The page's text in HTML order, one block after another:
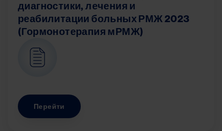
диагностики, лечения и
реабилитации больных РМЖ 2023
(Гормонотерапия мРМЖ)
Перейти